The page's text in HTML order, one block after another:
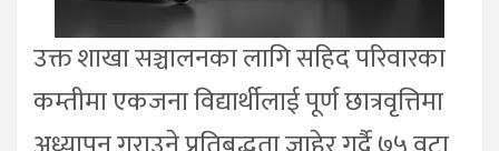
उक्त शाखा सञ्चालनका लागि सहिद परिवारका
कम्तीमा एकजना विद्यार्थीलाई पूर्ण छात्रवृत्तिमा